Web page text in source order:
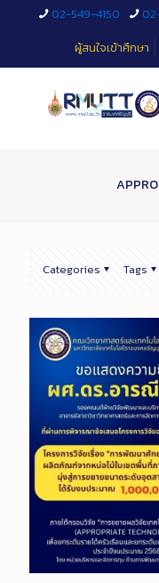
02-549-4150
ผู้สนใจเข้าศึกษา
Categories Tags